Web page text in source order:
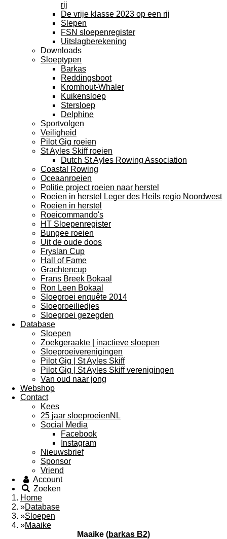
rij
De vrije klasse 2023 op een rij
Slepen
FSN sloepenregister
Uitslagberekening
Downloads
Sloeptypen
Barkas
Reddingsboot
Kromhout-Whaler
Kuikensloep
Stersloep
Delphine
Sportvolgen
Veiligheid
Pilot Gig roeien
St Ayles Skiff roeien
Dutch St Ayles Rowing Association
Coastal Rowing
Oceaanroeien
Politie project roeien naar herstel
Roeien in herstel Leger des Heils regio Noordwest
Roeien in herstel
Roeicommando's
HT Sloepenregister
Bungee roeien
Uit de oude doos
Fryslan Cup
Hall of Fame
Grachtencup
Frans Breek Bokaal
Ron Leen Bokaal
Sloeproei enquête 2014
Sloeproeiliedjes
Sloeproei gezegden
Database
Sloepen
Zoekgeraakte | inactieve sloepen
Sloeproeiverenigingen
Pilot Gig | St Ayles Skiff
Pilot Gig | St Ayles Skiff verenigingen
Van oud naar jong
Webshop
Contact
Kees
25 jaar sloeproeienNL
Social Media
Facebook
Instagram
Nieuwsbrief
Sponsor
Vriend
Account
Zoeken
Home
»Database
»Sloepen
»Maaike
Maaike (barkas B2)